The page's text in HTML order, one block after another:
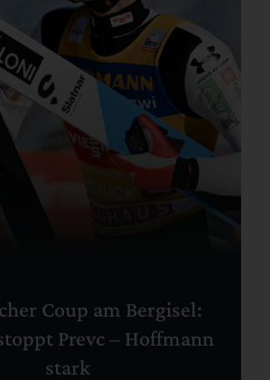
Coup am Bergisel:
Prevc – Hoffmann
stark